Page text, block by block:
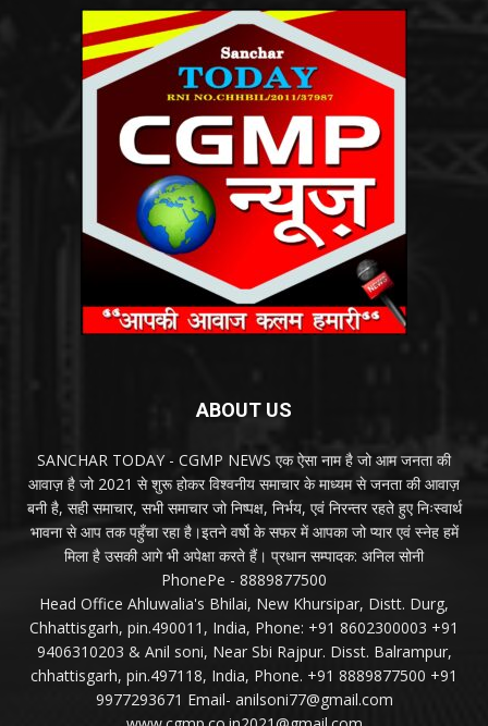
ABOUT US
SANCHAR TODAY - CGMP NEWS एक ऐसा नाम है जो आम जनता की
आवाज़ है जो 2021 से शुरू होकर विश्वनीय समाचार के माध्यम से जनता की आवाज़
बनी है, सही समाचार, सभी समाचार जो निष्पक्ष, निर्भय, एवं निरन्तर रहते हुए निःस्वार्थ
भावना से आप तक पहुँचा रहा है।इतने वर्षो के सफर में आपका जो प्यार एवं स्नेह हमें
मिला है उसकी आगे भी अपेक्षा करते हैं। प्रधान सम्पादक: अनिल सोनी
PhonePe - 8889877500
Head Office Ahluwalia's Bhilai, New Khursipar, Distt. Durg,
Chhattisgarh, pin.490011, India, Phone: +91 8602300003 +91
9406310203 & Anil soni, Near Sbi Rajpur. Disst. Balrampur,
chhattisgarh, pin.497118, India, Phone. +91 8889877500 +91
9977293671 Email- anilsoni77@gmail.com